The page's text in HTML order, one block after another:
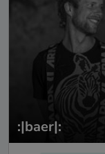
:|baer|: